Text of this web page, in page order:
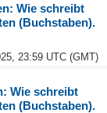
Wie schreibt
(Buchstaben).
23:59 UTC (GMT)
Wie schreibt
(Buchstaben).